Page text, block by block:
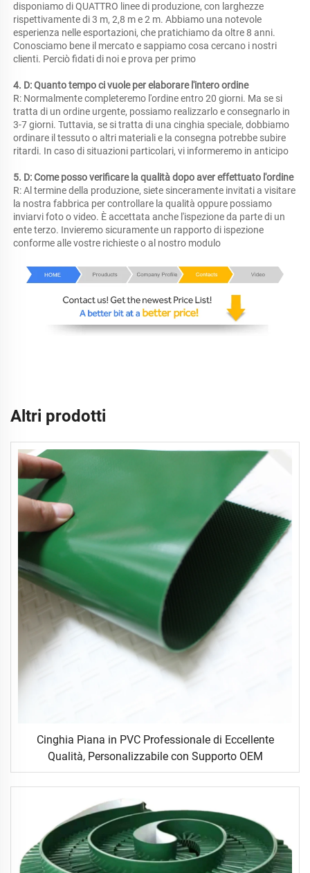
disponiamo di QUATTRO linee di produzione, con larghezze
rispettivamente di 3 m, 2,8 m e 2 m. Abbiamo una notevole
esperienza nelle esportazioni, che pratichiamo da oltre 8 anni.
Conosciamo bene il mercato e sappiamo cosa cercano i nostri
clienti. Perciò fidati di noi e prova per primo
4. D: Quanto tempo ci vuole per elaborare l'intero ordine
R: Normalmente completeremo l'ordine entro 20 giorni. Ma se si
tratta di un ordine urgente, possiamo realizzarlo e consegnarlo in
3-7 giorni. Tuttavia, se si tratta di una cinghia speciale, dobbiamo
ordinare il tessuto o altri materiali e la consegna potrebbe subire
ritardi. In caso di situazioni particolari, vi informeremo in anticipo
5. D: Come posso verificare la qualità dopo aver effettuato l'ordine
R: Al termine della produzione, siete sinceramente invitati a visitare
la nostra fabbrica per controllare la qualità oppure possiamo
inviarvi foto o video. È accettata anche l'ispezione da parte di un
ente terzo. Invieremo sicuramente un rapporto di ispezione
conforme alle vostre richieste o al nostro modulo
Altri prodotti
Cinghia Piana in PVC Professionale di Eccellente
Qualità, Personalizzabile con Supporto OEM